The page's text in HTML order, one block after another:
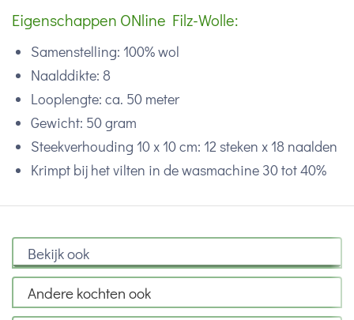
Eigenschappen ONline Filz-Wolle:
Samenstelling: 100% wol
Naalddikte: 8
Looplengte: ca. 50 meter
Gewicht: 50 gram
Steekverhouding 10 x 10 cm: 12 steken x 18 naalden
Krimpt bij het vilten in de wasmachine 30 tot 40%
Bekijk ook
Andere kochten ook